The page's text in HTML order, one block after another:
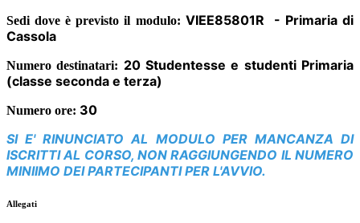
Sedi dove è previsto il modulo: VIEE85801R - Primaria di
Cassola
Numero destinatari: 20 Studentesse e studenti Primaria
(classe seconda e terza)
Numero ore: 30
SI E' RINUNCIATO AL MODULO PER MANCANZA DI
ISCRITTI AL CORSO, NON RAGGIUNGENDO IL NUMERO
MINIIMO DEI PARTECIPANTI PER L'AVVIO.
Allegati